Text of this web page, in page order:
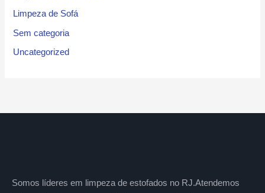
Limpeza de Sofá
Sem categoria
Uncategorized
Somos líderes em limpeza de estofados no RJ.Atendemos